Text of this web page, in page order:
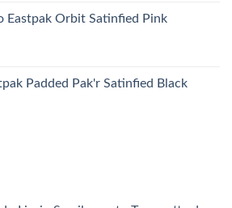
Eastpak Orbit Satinfied Pink
Padded Pak'r Satinfied Black